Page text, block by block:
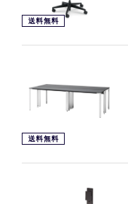
送料無料
送料無料